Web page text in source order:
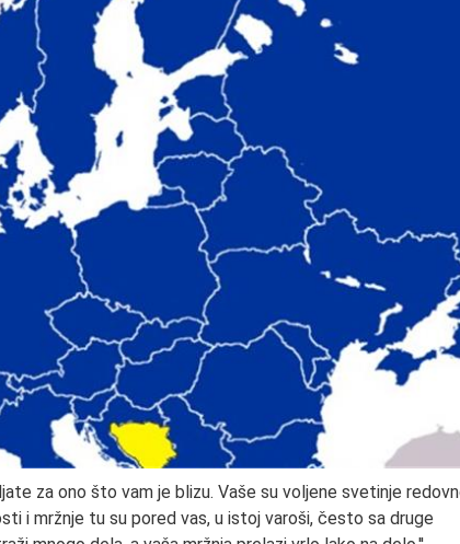
za ono što vam je blizu. Vaše su voljene svetinje
i mržnje tu su pored vas, u istoj varoši, često sa druge